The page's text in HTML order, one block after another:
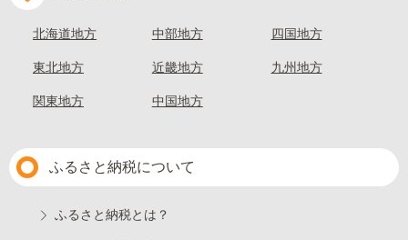
北海道地方
東北地方
関東地方
中部地方
近畿地方
中国地方
四国地方
九州地方
ふるさと納税について
ふるさと納税とは？